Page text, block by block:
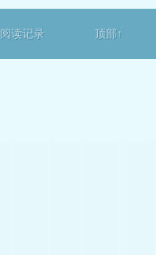
阅读记录 顶部↑